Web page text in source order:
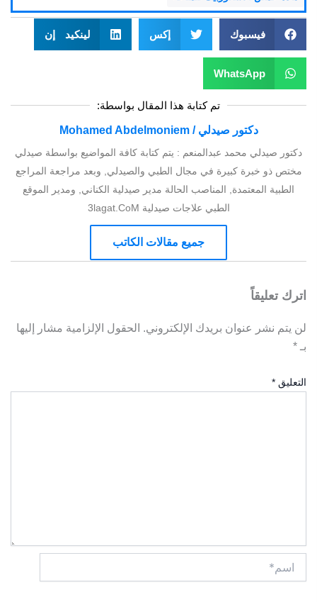
فيسبوك إكس لينكيد إن
WhatsApp
تم كتابة هذا المقال بواسطة:
دكتور صيدلي / Mohamed Abdelmoniem
دكتور صيدلي محمد عبدالمنعم : يتم كتابة كافة المواضيع بواسطة صيدلي
مختص ذو خبرة كبيرة في مجال الطبي والصيدلي, وبعد مراجعة المراجع
الطبية المعتمدة, المناصب الحالة مدير صيدلية الكناني, ومدير الموقع
الطبي علاجات صيدلية 3lagat.CoM
جميع مقالات الكاتب
اترك تعليقاً
لن يتم نشر عنوان بريدك الإلكتروني. الحقول الإلزامية مشار إليها
بـ *
التعليق *